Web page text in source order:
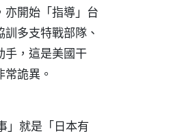
亦開始「指導」台
多支特戰部隊、
手，這是美國干
詭異。
」就是「日本有